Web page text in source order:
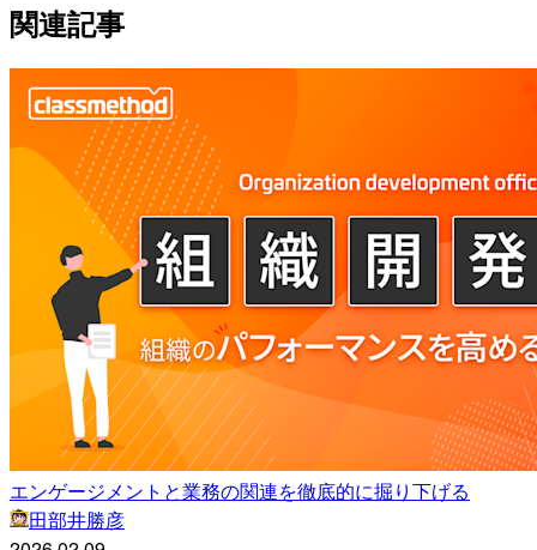
関連記事
エンゲージメントと業務の関連を徹底的に掘り下げる
田部井勝彦